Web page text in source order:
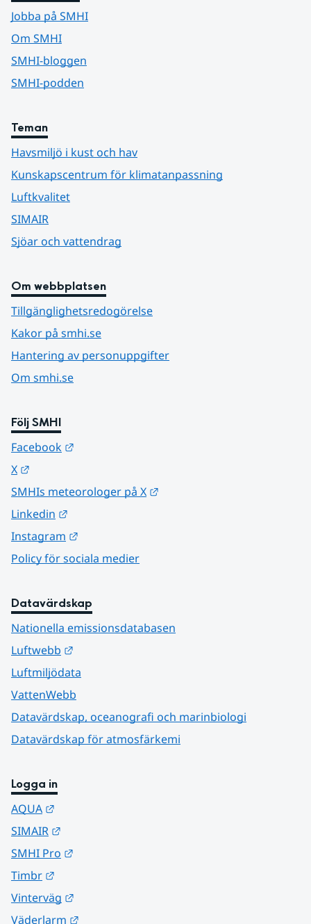
Jobba på SMHI
Om SMHI
SMHI-bloggen
SMHI-podden
Teman
Havsmiljö i kust och hav
Kunskapscentrum för klimatanpassning
Luftkvalitet
SIMAIR
Sjöar och vattendrag
Om webbplatsen
Tillgänglighetsredogörelse
Kakor på smhi.se
Hantering av personuppgifter
Om smhi.se
Följ SMHI
Facebook
X
SMHIs meteorologer på X
Linkedin
Instagram
Policy för sociala medier
Datavärdskap
Nationella emissionsdatabasen
Luftwebb
Luftmiljödata
VattenWebb
Datavärdskap, oceanografi och marinbiologi
Datavärdskap för atmosfärkemi
Logga in
AQUA
SIMAIR
SMHI Pro
Timbr
Vinterväg
Väderlarm